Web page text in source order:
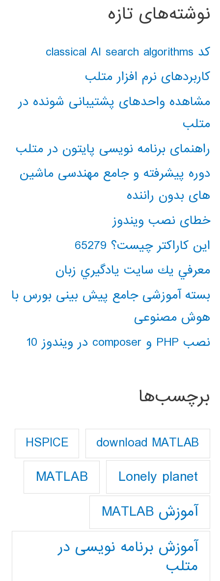
نوشته‌های تازه
کد classical AI search algorithms
کاربردهای نرم افزار متلب
مشاهده واحدهای پشتیبانی شونده در
متلب
راهنمای برنامه نویسی پایتون در متلب
دوره پیشرفته و جامع مهندسی ماشین
های بدون راننده
خطای نصب ویندوز
این کاراکتر چیست؟ 65279
معرفي يك سايت يادگيري زبان
بسته آموزشی جامع پیش بینی بورس با
هوش مصنوعی
نصب PHP و composer در ویندوز 10
برچسب‌ها
download MATLAB
HSPICE
Lonely planet
MATLAB
آموزش MATLAB
آموزش برنامه نویسی در
متلب